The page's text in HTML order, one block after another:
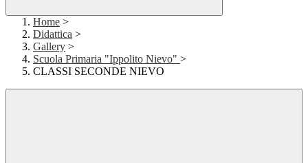
Home >
Didattica >
Gallery >
Scuola Primaria "Ippolito Nievo" >
CLASSI SECONDE NIEVO